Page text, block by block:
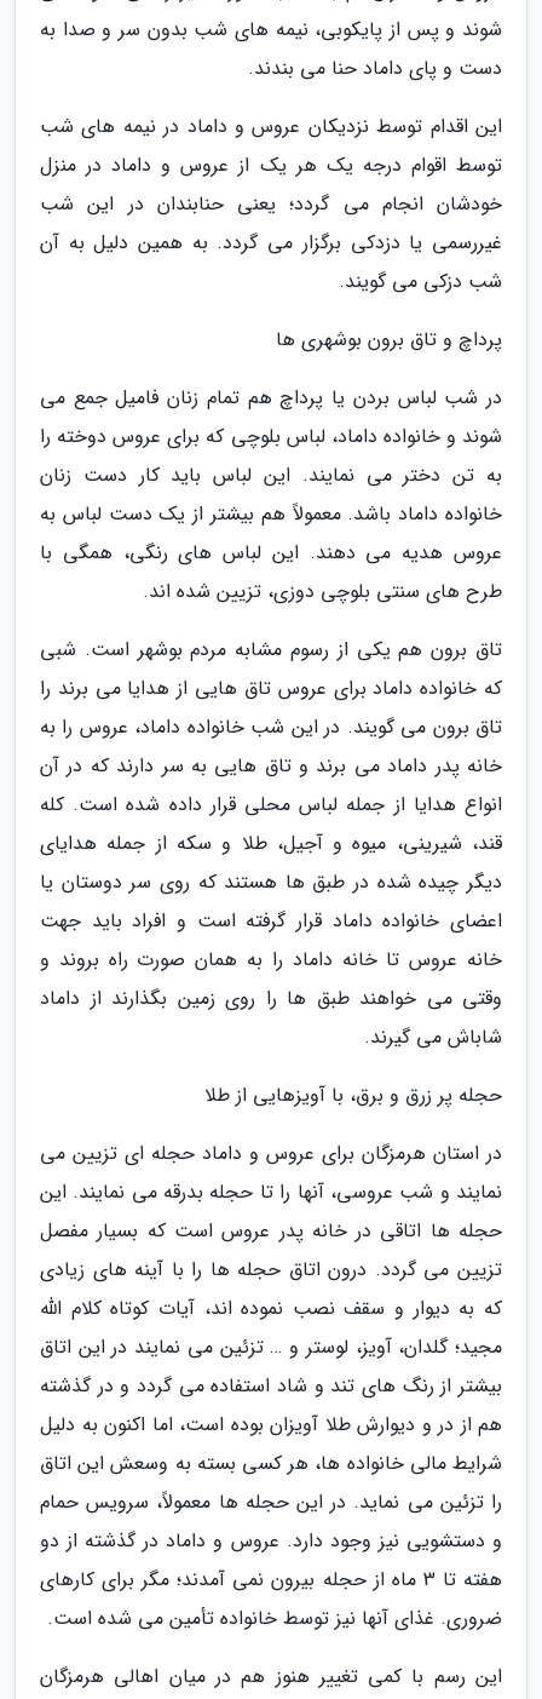
شوند و پس از پایکوبی، نیمه های شب بدون سر و صدا به
دست و پای داماد حنا می بندند.
این اقدام توسط نزدیکان عروس و داماد در نیمه های شب
توسط اقوام درجه یک هر یک از عروس و داماد در منزل
خودشان انجام می گردد؛ یعنی حنابندان در این شب
غیررسمی یا دزدکی برگزار می گردد. به همین دلیل به آن
شب دزکی می گویند.
پرداچ و تاق برون بوشهری ها
در شب لباس بردن یا پرداچ هم تمام زنان فامیل جمع می
شوند و خانواده داماد، لباس بلوچی که برای عروس دوخته را
به تن دختر می نمایند. این لباس باید کار دست زنان
خانواده داماد باشد. معمولاً هم بیشتر از یک دست لباس به
عروس هدیه می دهند. این لباس های رنگی، همگی با
طرح های سنتی بلوچی دوزی، تزیین شده اند.
تاق برون هم یکی از رسوم مشابه مردم بوشهر است. شبی
که خانواده داماد برای عروس تاق هایی از هدایا می برند را
تاق برون می گویند. در این شب خانواده داماد، عروس را به
خانه پدر داماد می برند و تاق هایی به سر دارند که در آن
انواع هدایا از جمله لباس محلی قرار داده شده است. کله
قند، شیرینی، میوه و آجیل، طلا و سکه از جمله هدایای
دیگر چیده شده در طبق ها هستند که روی سر دوستان یا
اعضای خانواده داماد قرار گرفته است و افراد باید جهت
خانه عروس تا خانه داماد را به همان صورت راه بروند و
وقتی می خواهند طبق ها را روی زمین بگذارند از داماد
شاباش می گیرند.
حجله پر زرق و برق، با آویزهایی از طلا
در استان هرمزگان برای عروس و داماد حجله ای تزیین می
نمایند و شب عروسی، آنها را تا حجله بدرقه می نمایند. این
حجله ها اتاقی در خانه پدر عروس است که بسیار مفصل
تزیین می گردد. درون اتاق حجله ها را با آینه های زیادی
که به دیوار و سقف نصب نموده اند، آیات کوتاه کلام الله
مجید؛ گلدان، آویز، لوستر و … تزئین می نمایند در این اتاق
بیشتر از رنگ های تند و شاد استفاده می گردد و در گذشته
هم از در و دیوارش طلا آویزان بوده است، اما اکنون به دلیل
شرایط مالی خانواده ها، هر کسی بسته به وسعش این اتاق
را تزئین می نماید. در این حجله ها معمولاً، سرویس حمام
و دستشویی نیز وجود دارد. عروس و داماد در گذشته از دو
هفته تا 3 ماه از حجله بیرون نمی آمدند؛ مگر برای کارهای
ضروری. غذای آنها نیز توسط خانواده تأمین می شده است.
این رسم با کمی تغییر هنوز هم در میان اهالی هرمزگان